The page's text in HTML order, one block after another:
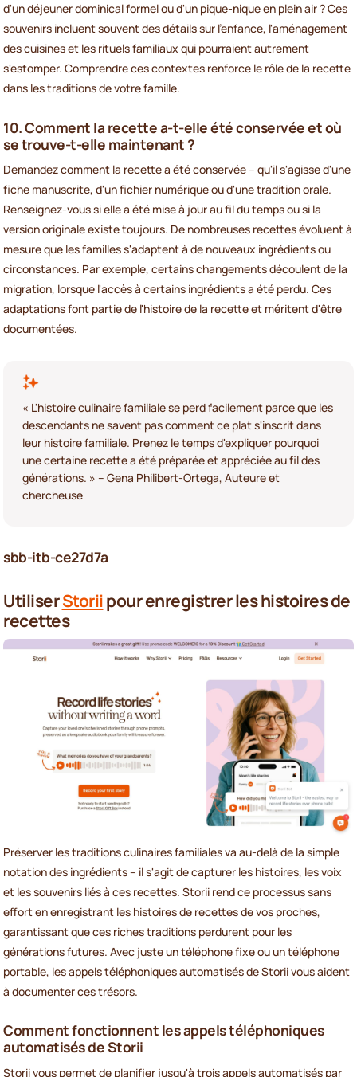
d'un déjeuner dominical formel ou d'un pique-nique en plein air ? Ces
souvenirs incluent souvent des détails sur l'enfance, l'aménagement
des cuisines et les rituels familiaux qui pourraient autrement
s'estomper. Comprendre ces contextes renforce le rôle de la recette
dans les traditions de votre famille.
10. Comment la recette a-t-elle été conservée et où
se trouve-t-elle maintenant ?
Demandez comment la recette a été conservée – qu'il s'agisse d'une
fiche manuscrite, d'un fichier numérique ou d'une tradition orale.
Renseignez-vous si elle a été mise à jour au fil du temps ou si la
version originale existe toujours. De nombreuses recettes évoluent à
mesure que les familles s'adaptent à de nouveaux ingrédients ou
circonstances. Par exemple, certains changements découlent de la
migration, lorsque l'accès à certains ingrédients a été perdu. Ces
adaptations font partie de l'histoire de la recette et méritent d'être
documentées.
« L'histoire culinaire familiale se perd facilement parce que les
descendants ne savent pas comment ce plat s'inscrit dans
leur histoire familiale. Prenez le temps d'expliquer pourquoi
une certaine recette a été préparée et appréciée au fil des
générations. » – Gena Philibert-Ortega, Auteure et
chercheuse
sbb-itb-ce27d7a
UtiliserStoriipour enregistrer les histoires de
recettes
Préserver les traditions culinaires familiales va au-delà de la simple
notation des ingrédients – il s'agit de capturer les histoires, les voix
et les souvenirs liés à ces recettes. Storii rend ce processus sans
effort en enregistrant les histoires de recettes de vos proches,
garantissant que ces riches traditions perdurent pour les
générations futures. Avec juste un téléphone fixe ou un téléphone
portable, les appels téléphoniques automatisés de Storii vous aident
à documenter ces trésors.
Comment fonctionnent les appels téléphoniques
automatisés de Storii
Storii vous permet de planifier jusqu'à trois appels automatisés par